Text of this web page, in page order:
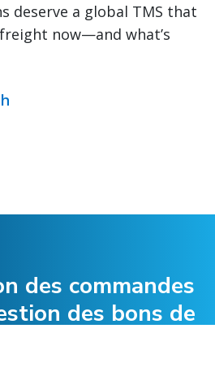
deserve a global TMS that
now—and what’s
des commandes
des bons de